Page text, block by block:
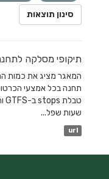
סינון תוצאות
תיקופי מסלקה לתחנה
המאגר מציג את כמות
תחנה בכל אמצעי
שעות שפל...
url